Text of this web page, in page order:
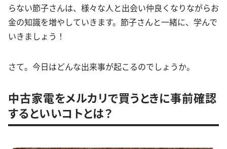
らない節子さんは、様々な人と出会い仲良くなりながらお
金の知識を増やしていきます。節子さんと一緒に、学んで
いきましょう！
さて。今日はどんな出来事が起こるのでしょうか。
中古家電をメルカリで買うときに事前確認
するといいコトとは？